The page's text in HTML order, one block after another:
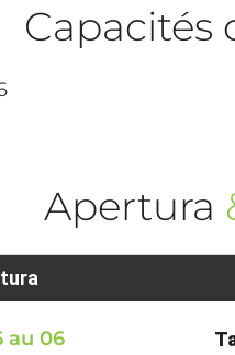
Capacités
Apertura
au 06